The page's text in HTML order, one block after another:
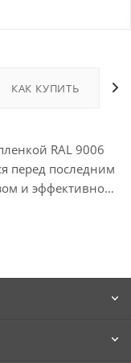
КАК КУПИТЬ
RAL 9006
перед последним
и эффективно